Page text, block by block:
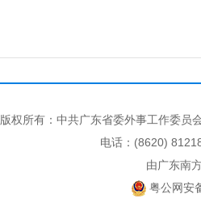
版权所有：中共广东省委外事工作委
电话：(8620)
由广东南
粤公网安